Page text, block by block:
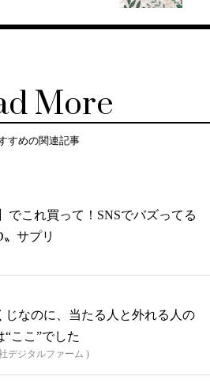
More
すめの関連記事
でこれ買って！SNSでバズってる
〟サプリ
じなのに、当たる人と外れる人の
“ここ”でした
デジタルファーム )